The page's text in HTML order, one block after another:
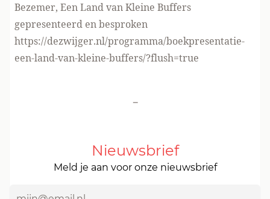
Bezemer, Een Land van Kleine Buffers
gepresenteerd en besproken
https://dezwijger.nl/programma/boekpresentatie-
een-land-van-kleine-buffers/?flush=true
-
Nieuwsbrief
Meld je aan voor onze nieuwsbrief